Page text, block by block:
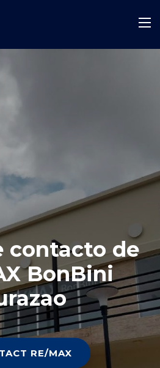
contacto de
BonBini
RE/MAX